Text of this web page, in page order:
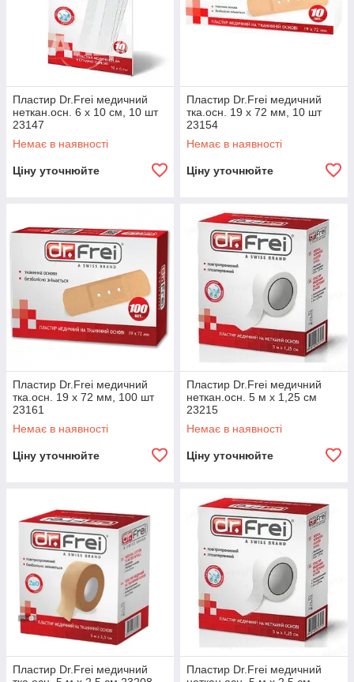
Пластир Dr.Frei медичний
неткан.осн. 6 х 10 см, 10 шт
23147
Немає в наявності
Ціну уточнюйте
Пластир Dr.Frei медичний
тка.осн. 19 х 72 мм, 10 шт
23154
Немає в наявності
Ціну уточнюйте
Пластир Dr.Frei медичний
тка.осн. 19 х 72 мм, 100 шт
23161
Немає в наявності
Ціну уточнюйте
Пластир Dr.Frei медичний
неткан.осн. 5 м х 1,25 см
23215
Немає в наявності
Ціну уточнюйте
Пластир Dr.Frei медичний
Пластир Dr.Frei медичний